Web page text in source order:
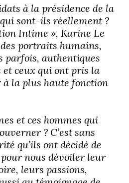
à la présidence de la
sont-ils réellement ?
Intime », Karine Le
portraits humains,
parfois, authentiques
et ceux qui ont pris la
à la plus haute fonction
et ces hommes qui
? C’est sans
qu’ils ont décidé de
nous dévoiler leur
leurs passions,